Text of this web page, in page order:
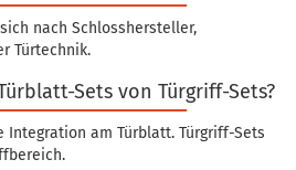
nach Schlosshersteller,
Türtechnik.
Sets von Türgriff-Sets?
am Türblatt. Türgriff-Sets